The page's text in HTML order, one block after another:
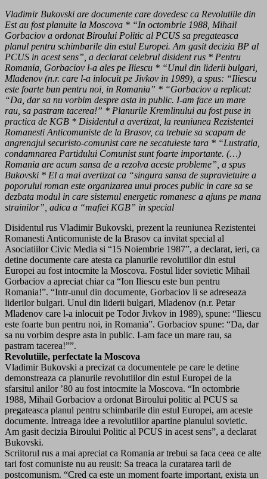
Vladimir Bukovski are documente care dovedesc ca Revolutiile din
Est au fost planuite la Moscova * “In octombrie 1988, Mihail
Gorbaciov a ordonat Biroului Politic al PCUS sa pregateasca
planul pentru schimbarile din estul Europei. Am gasit decizia BP al
PCUS in acest sens”, a declarat celebrul disident rus * Pentru
Romania, Gorbaciov l-a ales pe Iliescu * “Unul din liderii bulgari,
Mladenov (n.r. care l-a inlocuit pe Jivkov in 1989), a spus: “Iliescu
este foarte bun pentru noi, in Romania” * “Gorbaciov a replicat:
“Da, dar sa nu vorbim despre asta in public. I-am face un mare
rau, sa pastram tacerea!” * Planurile Kremlinului au fost puse in
practica de KGB * Disidentul a avertizat, la reuniunea Rezistentei
Romanesti Anticomuniste de la Brasov, ca trebuie sa scapam de
angrenajul securisto-comunist care ne secatuieste tara * “Lustratia,
condamnarea Partidului Comunist sunt foarte importante. (…)
Romania are acum sansa de a rezolva aceste probleme”, a spus
Bukovski * El a mai avertizat ca “singura sansa de supravietuire a
poporului roman este organizarea unui proces public in care sa se
dezbata modul in care sistemul energetic romanesc a ajuns pe mana
strainilor”, adica a “mafiei KGB” in special
Disidentul rus Vladimir Bukovski, prezent la reuniunea Rezistentei
Romanesti Anticomuniste de la Brasov ca invitat special al
Asociatiilor Civic Media si “15 Noiembrie 1987”, a declarat, ieri, ca
detine documente care atesta ca planurile revolutiilor din estul
Europei au fost intocmite la Moscova. Fostul lider sovietic Mihail
Gorbaciov a apreciat chiar ca “Ion Iliescu este bun pentru
Romania!”. “Intr-unul din documente, Gorbaciov li se adreseaza
liderilor bulgari. Unul din liderii bulgari, Mladenov (n.r. Petar
Mladenov care l-a inlocuit pe Todor Jivkov in 1989), spune: “Iliescu
este foarte bun pentru noi, in Romania”. Gorbaciov spune: “Da, dar
sa nu vorbim despre asta in public. I-am face un mare rau, sa
pastram tacerea!””.
Revolutiile, perfectate la Moscova
Vladimir Bukovski a precizat ca documentele pe care le detine
demonstreaza ca planurile revolutiilor din estul Europei de la
sfarsitul anilor ’80 au fost intocmite la Moscova. “In octombrie
1988, Mihail Gorbaciov a ordonat Biroului politic al PCUS sa
pregateasca planul pentru schimbarile din estul Europei, am aceste
documente. Intreaga idee a revolutiilor apartine planului sovietic.
Am gasit decizia Biroului Politic al PCUS in acest sens”, a declarat
Bukovski.
Scriitorul rus a mai apreciat ca Romania ar trebui sa faca ceea ce alte
tari fost comuniste nu au reusit: Sa treaca la curatarea tarii de
postcomunism. “Cred ca este un moment foarte important, exista un